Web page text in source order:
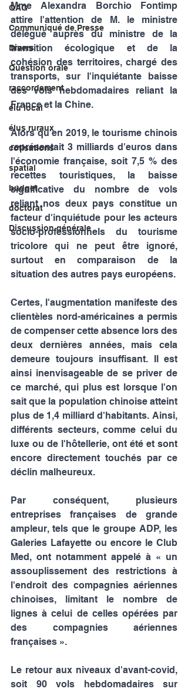
QAG
Communiqué de Presse
Divers
Question orale
raccordement
élu local
élus ruraux
cotisations
spatial
budget
doctorat
Discussion générale
Mme Alexandra Borchio Fontimp
attire l'attention de M. le ministre
délégué auprès du ministre de la
transition écologique et de la
cohésion des territoires, chargé des
transports, sur l'inquiétante baisse
des vols hebdomadaires reliant la
France et la Chine.
Alors qu'en 2019, le tourisme chinois
représentait 3 milliards d'euros dans
l'économie française, soit 7,5 % des
recettes touristiques, la baisse
significative du nombre de vols
reliant nos deux pays constitue un
facteur d'inquiétude pour les acteurs
socio-professionnels du tourisme
tricolore qui ne peut être ignoré,
surtout en comparaison de la
situation des autres pays européens.
Certes, l'augmentation manifeste des
clientèles nord-américaines a permis
de compenser cette absence lors des
deux dernières années, mais cela
demeure toujours insuffisant. Il est
ainsi inenvisageable de se priver de
ce marché, qui plus est lorsque l'on
sait que la population chinoise atteint
plus de 1,4 milliard d'habitants. Ainsi,
différents secteurs, comme celui du
luxe ou de l'hôtellerie, ont été et sont
encore directement touchés par ce
déclin malheureux.
Par conséquent, plusieurs
entreprises françaises de grande
ampleur, tels que le groupe ADP, les
Galeries Lafayette ou encore le Club
Med, ont notamment appelé à « un
assouplissement des restrictions à
l'endroit des compagnies aériennes
chinoises, limitant le nombre de
lignes à celui de celles opérées par
des compagnies aériennes
françaises ».
Le retour aux niveaux d'avant-covid,
soit 90 vols hebdomadaires sur